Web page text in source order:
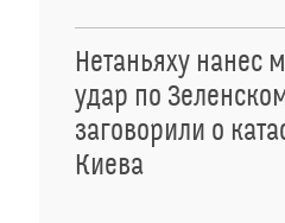
Нетаньяху нанес
удар по
заговорили о
Киева